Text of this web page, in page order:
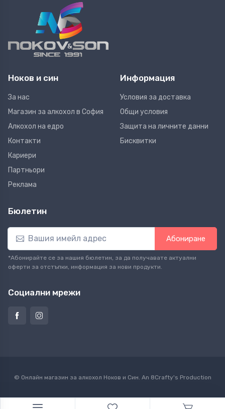
Ноков и син
За нас
Магазин за алкохол в София
Алкохол на едро
Контакти
Кариери
Партньори
Реклама
Информация
Условия за доставка
Общи условия
Защита на личните данни
Бисквитки
Бюлетин
Абониране
*Абонирайте се за нашия бюлетин, за да получавате актуални
оферти за отстъпки, информация за нови продукти.
Социални мрежи
© Онлайн магазин за алкохол Ноков и Син. An 8Crafty's Production